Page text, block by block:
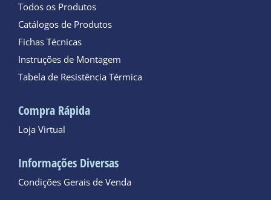
Todos os Produtos
Catálogos de Produtos
Fichas Técnicas
Instruções de Montagem
Tabela de Resistência Térmica
Compra Rápida
Loja Virtual
Informações Diversas
Condições Gerais de Venda